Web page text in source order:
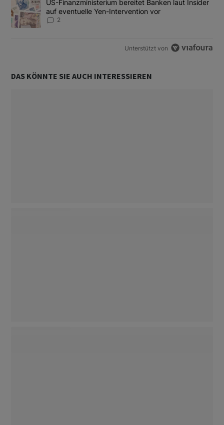
Ein Trendartikel mit dem Titel "US-Finanzministerium bereitet
US-Finanzministerium bereitet Banken laut Insider
auf eventuelle Yen-Intervention vor
2
Unterstützt von
DAS KÖNNTE SIE AUCH INTERESSIEREN